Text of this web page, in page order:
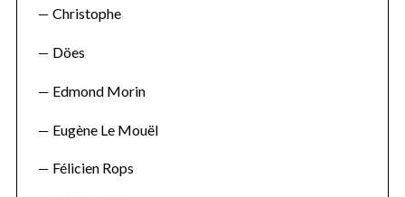
Christophe
Döes
Edmond Morin
Eugène Le Mouël
Félicien Rops